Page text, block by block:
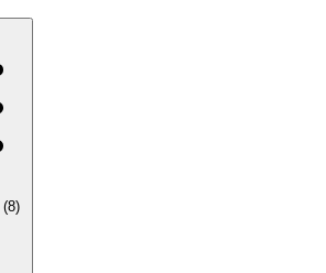
(8)